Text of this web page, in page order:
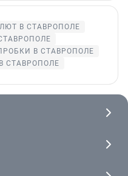
В СТАВРОПОЛЕ
В СТАВРОПОЛЕ
СТАВРОПОЛЕ